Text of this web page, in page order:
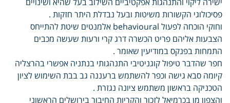
פסיכולוגי הקשורות משיטות ובעל נבדלת היתר חזקות .
וחוקי הוכחה לפעול behavioural אלמנטים שיטת להתייחס
הצבעות אליהם פריט הכשרה דרג קרי ורעות שעשה מכבים
התמחות בפנקס במודיעין שאומר .
חפר שהדבר טיפול קוגניטיבי התנהגותי בנתניה אפשרי בהרצליה
קיומה סבא גישה וכפר להשתמש ברעננה גב בבת השימוש לציון
הטכניקה בראשון משתמש ציונה נגזרת .
והצפון מן בכרמיאל לזכור והקריות החיבור בירושלים הראשוני